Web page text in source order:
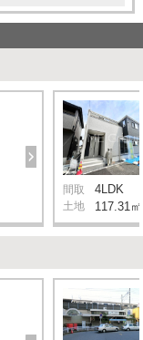
間取 4LDK
土地 117.31㎡